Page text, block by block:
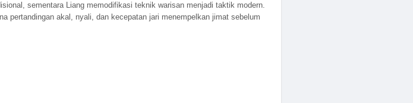
sementara Liang memodifikasi teknik warisan menjadi taktik modern.
pertandingan akal, nyali, dan kecepatan jari menempelkan jimat sebelum